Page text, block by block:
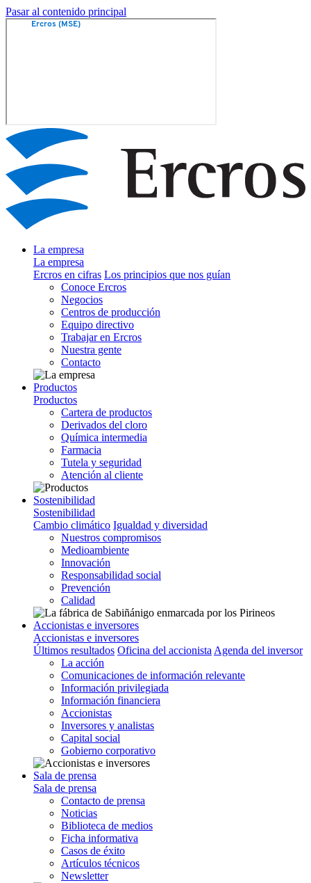
Pasar al contenido principal
La empresa
La empresa
Ercros en cifras Los principios que nos guían
Conoce Ercros
Negocios
Centros de producción
Equipo directivo
Trabajar en Ercros
Nuestra gente
Contacto
Productos
Productos
Cartera de productos
Derivados del cloro
Química intermedia
Farmacia
Tutela y seguridad
Atención al cliente
Sostenibilidad
Sostenibilidad
Cambio climático Igualdad y diversidad
Nuestros compromisos
Medioambiente
Innovación
Responsabilidad social
Prevención
Calidad
Accionistas e inversores
Accionistas e inversores
Últimos resultados Oficina del accionista Agenda del inversor
La acción
Comunicaciones de información relevante
Información privilegiada
Información financiera
Accionistas
Inversores y analistas
Capital social
Gobierno corporativo
Sala de prensa
Sala de prensa
Contacto de prensa
Noticias
Biblioteca de medios
Ficha informativa
Casos de éxito
Artículos técnicos
Newsletter